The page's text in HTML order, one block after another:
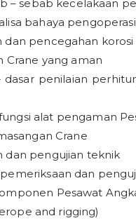
– sebab kecelakaan
bahaya
dan pencegahan korosi
Crane yang aman
dasar penilaian
alat pengaman
Crane
dan pengujian teknik
dan
Pesawat
and rigging)